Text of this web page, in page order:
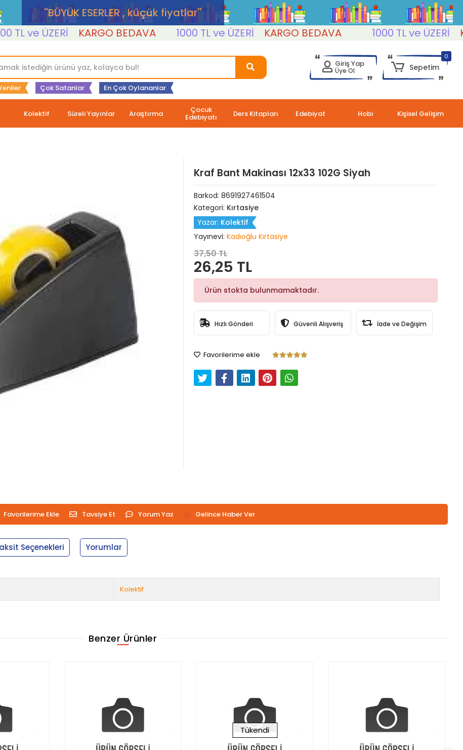
''BÜYÜK ESERLER , küçük fiyatlar''
ve ÜZERİ KARGO BEDAVA 1000 TL ve ÜZERİ KARGO BEDAVA 1000 TL ve ÜZERİ
Çok Satanlar En Çok Oylananlar
Giriş Yap
Üye Ol
0
Sepetim
Kolektif Süreli Yayınlar Araştırma Çocuk
Edebiyatı Ders Kitapları Edebiyat Hobi Kişisel Gelişim
Kraf Bant Makinası 12x33 102G Siyah
Barkod: 8691927461504
Kategori: Kırtasiye
Yazar: Kolektif
Yayınevi: Kadıoğlu Kırtasiye
37,50 TL
26,25 TL
Ürün stokta bulunmamaktadır.
Hızlı Gönderi Güvenli Alışveriş İade ve Değişim
Favorilerime ekle
Favorilerime Ekle Tavsiye Et Yorum Yaz Gelince Haber Ver
Seçenekleri Yorumlar
Kolektif
Benzer Ürünler
Tükendi